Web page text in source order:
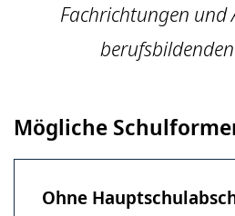
Fachrichtungen und
Mögliche
Ohne